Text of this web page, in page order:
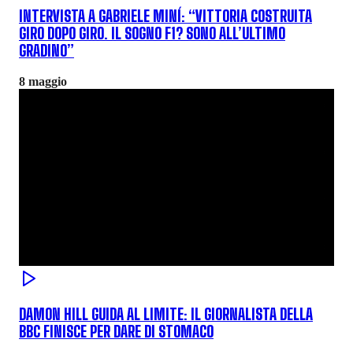
INTERVISTA A GABRIELE MINÍ: “VITTORIA COSTRUITA
GIRO DOPO GIRO. IL SOGNO F1? SONO ALL’ULTIMO
GRADINO”
8 maggio
DAMON HILL GUIDA AL LIMITE: IL GIORNALISTA DELLA
BBC FINISCE PER DARE DI STOMACO